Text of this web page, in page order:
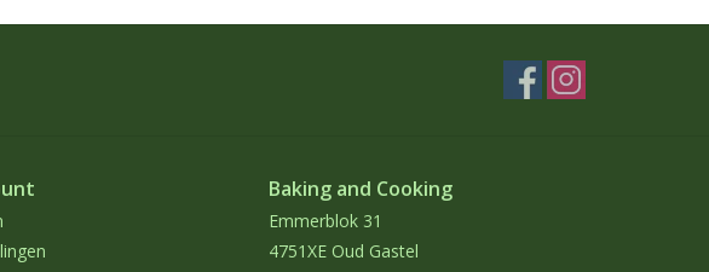
Baking and Cooking
Emmerblok 31
4751XE Oud Gastel